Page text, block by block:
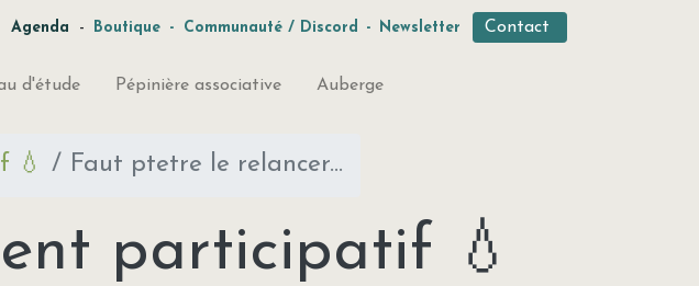
Agenda - Boutique - Communauté / Discord - Newsletter Contact
d'étude Pépinière associative Auberge
💧 Faut ptetre le relancer...
participatif 💧